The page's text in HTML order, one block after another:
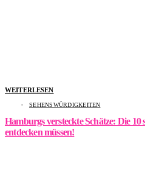
WEITERLESEN
SEHENSWÜRDIGKEITEN
Hamburgs versteckte Schätze: Die 10
entdecken müssen!